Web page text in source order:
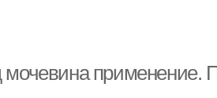
применение.